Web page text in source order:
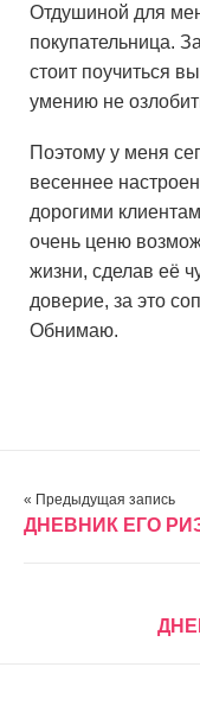
Отдушиной для
покупательница.
стоит поучиться
умению не
Поэтому у меня
весеннее
дорогими
очень ценю
жизни, сделав её
доверие, за это
Обнимаю.
« Предыдущая запись
ДНЕВНИК ЕГО